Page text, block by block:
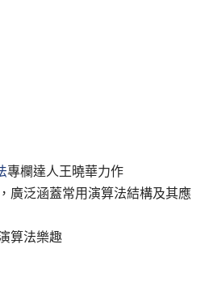
專欄達人王曉華力作
廣泛涵蓋常用演算法結構及其應
算法樂趣